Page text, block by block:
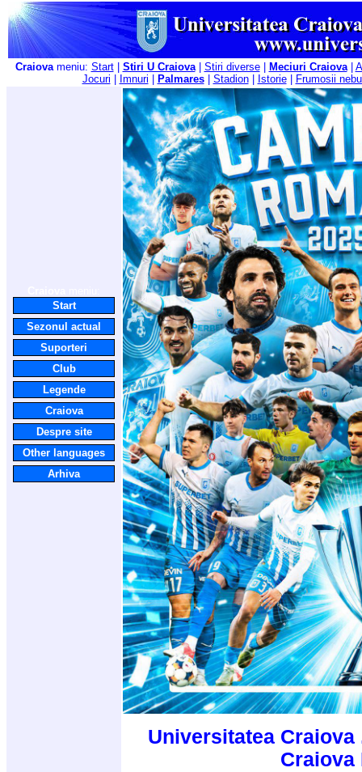
Craiovameniu: Start| Stiri U Craiova| Stiri diverse| Meciuri Craiova|
Jocuri
Imnuri Palmares| Stadion| Istorie| Frumosii
Start
Sezonul actual
Suporteri
Club
Legende
Craiova
Despre site
Other languages
Arhiva
Universitatea
Craiova